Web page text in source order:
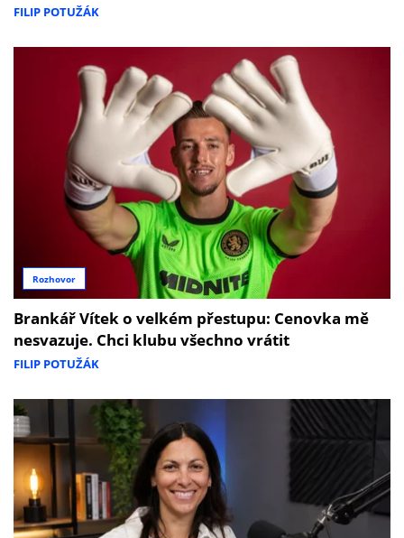
FILIP POTUŽÁK
Rozhovor
Brankář Vítek o velkém přestupu: Cenovka mě
nesvazuje. Chci klubu všechno vrátit
FILIP POTUŽÁK